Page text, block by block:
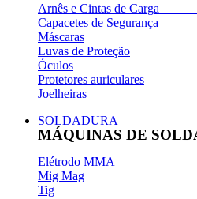
Arnês e
Capacetes de Segurança
Máscaras
Luvas de Proteção
Óculos
Protetores auriculares
Joelheiras
SOLDADURA
MÁQUINAS DE
Elétrodo MMA
Mig Mag
Tig